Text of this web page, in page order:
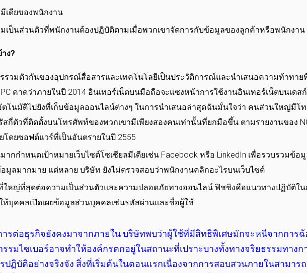
เดียของพนักงาน
มเป็นส่วนตัวที่พนักงานต้องปฏิบัติตามเมื่อพวกเขาจัดการกับข้อมูลของลูกค้าหรือพนักงาน
ง?
รวมตัวกันของอุปกรณ์สื่อสารและเทคโนโลยีเป็นประวัติการณ์และนำเสนอความท้าทา
คาดว่าภายในปี 2014 อินเทอร์เน็ตบนมือถือจะแซงหน้าการใช้งานอินเทอร์เน็ตบนเด
โนมัติไปยังที่เก็บข้อมูลออนไลน์ต่างๆ ในการนำเสนอล่าสุดฉันมั่นใจว่า คนส่วนใหญ่มี
กี่ตัวที่ติดตั้งบนโทรศัพท์ของพวกเขามีเพียงสองคนเท่านั้นที่ยกมือขึ้น ตามรายงานของ
โดยซอฟต์แวร์ที่เป็นอันตรายในปี 2555
ากกำหนดเป้าหมายเว็บไซต์โซเชียลมีเดียเช่น Facebook หรือ LinkedIn เพื่อรวบรวมข้อ
มูลมากมาย แต่หลาย บริษัท ยังไม่ตรวจสอบว่าพนักงานคลิกอะไรบนเว็บไซต์
ใหญ่ที่สุดต่อความเป็นส่วนตัวและความปลอดภัยทางออนไลน์ ฟิชชิงคือแนวทางปฏิบัติใน
บุคคลเปิดเผยข้อมูลส่วนบุคคลเช่นรหัสผ่านและชื่อผู้ใช้
ต่อธุรกิจยังคงมาจากภายใน บริษัทพบว่าผู้ใช้ที่มีสิทธิพิเศษมักจะหนีจากการฉ้
รมไซเบอร์อาจทำให้องค์กรตกอยู่ในสถานะที่เปราะบางทั้งทางจริยธรรมทางก
ฏิบัติอย่างจริงจัง สิ่งที่เริ่มต้นในตอนแรกเนื่องจากการสอบสวนภายในสามาร